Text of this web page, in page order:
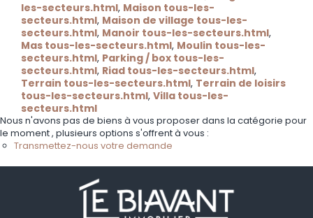
les-secteurs.html, Maison tous-les-
secteurs.html, Maison de village tous-les-
secteurs.html, Manoir tous-les-secteurs.html,
Mas tous-les-secteurs.html, Moulin tous-les-
secteurs.html, Parking / box tous-les-
secteurs.html, Riad tous-les-secteurs.html,
Terrain tous-les-secteurs.html, Terrain de loisirs
tous-les-secteurs.html, Villa tous-les-
secteurs.html
Nous n'avons pas de biens à vous proposer dans la catégorie pour
le moment , plusieurs options s'offrent à vous :
Transmettez-nous votre demande